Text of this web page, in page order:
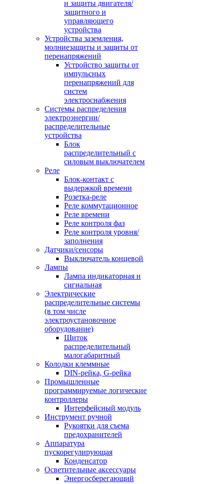
и защиты двигателя/
защитного и
управляющего
устройства
Устройства заземления,
молниезащиты и защиты от
перенапряжений
Устройство защиты от
импульсных
перенапряжений для
систем
электроснабжения
Системы распределения
электроэнергии/
распределительные
устройства
Блок
распределительный с
силовым выключателем
Реле
Блок-контакт с
выдержкой времени
Розетка-реле
Реле коммутационное
Реле времени
Реле контроля фаз
Реле контроля уровня/
заполнения
Датчики/сенсоры
Выключатель концевой
Лампы
Лампа индикаторная и
сигнальная
Электрические
распределительные системы
(в том числе
электроустановочное
оборудование)
Щиток
распределительный
малогабаритный
Колодки клеммные
DIN-рейка, G-рейка
Промышленные
программируемые логические
контроллеры
Интерфейсный модуль
Инструмент ручной
Рукоятки для съема
предохранителей
Аппаратура
пускорегулирующая
Конденсатор
Осветительные аксессуары
Энергосберегающий